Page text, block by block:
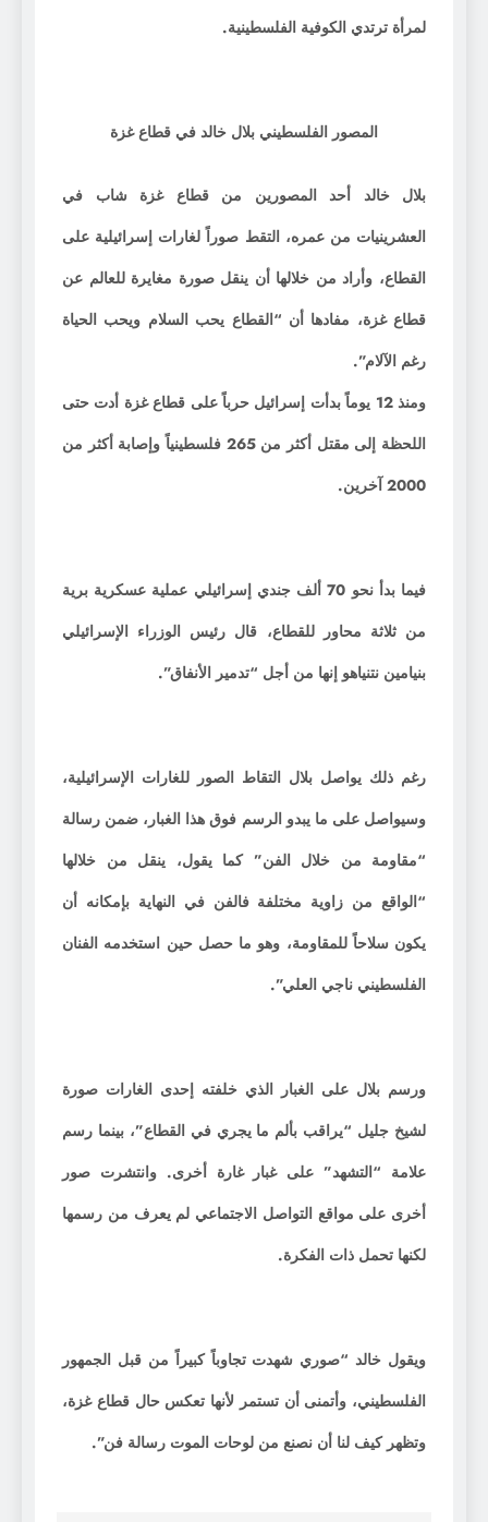
لمرأة ترتدي الكوفية الفلسطينية.
المصور الفلسطيني بلال خالد في قطاع غزة
بلال خالد أحد المصورين من قطاع غزة شاب في
العشرينيات من عمره، التقط صوراً لغارات إسرائيلية على
القطاع، وأراد من خلالها أن ينقل صورة مغايرة للعالم عن
قطاع غزة، مفادها أن “القطاع يحب السلام ويحب الحياة
رغم الآلام”.
ومنذ 12 يوماً بدأت إسرائيل حرباً على قطاع غزة أدت حتى
اللحظة إلى مقتل أكثر من 265 فلسطينياً وإصابة أكثر من
2000 آخرين.
فيما بدأ نحو 70 ألف جندي إسرائيلي عملية عسكرية برية
من ثلاثة محاور للقطاع، قال رئيس الوزراء الإسرائيلي
بنيامين نتنياهو إنها من أجل “تدمير الأنفاق”.
رغم ذلك يواصل بلال التقاط الصور للغارات الإسرائيلية،
وسيواصل على ما يبدو الرسم فوق هذا الغبار، ضمن رسالة
“مقاومة من خلال الفن” كما يقول، ينقل من خلالها
“الواقع من زاوية مختلفة فالفن في النهاية بإمكانه أن
يكون سلاحاً للمقاومة، وهو ما حصل حين استخدمه الفنان
الفلسطيني ناجي العلي”.
ورسم بلال على الغبار الذي خلفته إحدى الغارات صورة
لشيخ جليل “يراقب بألم ما يجري في القطاع”، بينما رسم
علامة “التشهد” على غبار غارة أخرى. وانتشرت صور
أخرى على مواقع التواصل الاجتماعي لم يعرف من رسمها
لكنها تحمل ذات الفكرة.
ويقول خالد “صوري شهدت تجاوباً كبيراً من قبل الجمهور
الفلسطيني، وأتمنى أن تستمر لأنها تعكس حال قطاع غزة،
وتظهر كيف لنا أن نصنع من لوحات الموت رسالة فن”.